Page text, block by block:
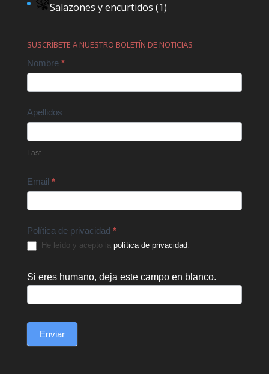
Salazones y encurtidos (1)
SUSCRÍBETE A NUESTRO BOLETÍN DE NOTICIAS
Contact
Nombre *
Apellidos
Last
Email *
Política de privacidad *
He leído y acepto la política de privacidad.
Si eres humano, deja este campo en blanco.
Enviar